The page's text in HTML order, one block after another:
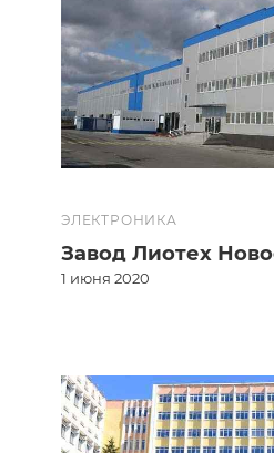
ЭЛЕКТРОНИКА
1 июня 2020
Завод Лиотех